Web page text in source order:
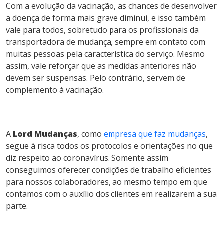
Com a evolução da vacinação, as chances de desenvolver
a doença de forma mais grave diminui, e isso também
vale para todos, sobretudo para os profissionais da
transportadora de mudança, sempre em contato com
muitas pessoas pela característica do serviço. Mesmo
assim, vale reforçar que as medidas anteriores não
devem ser suspensas. Pelo contrário, servem de
complemento à vacinação.
A Lord Mudanças, como empresa que faz mudanças,
segue à risca todos os protocolos e orientações no que
diz respeito ao coronavírus. Somente assim
conseguimos oferecer condições de trabalho eficientes
para nossos colaboradores, ao mesmo tempo em que
contamos com o auxílio dos clientes em realizarem a sua
parte.